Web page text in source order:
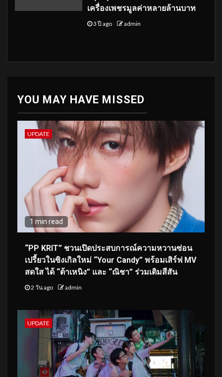
เครื่องเพชรมูลค่าหลายล้านบาท
3 ปี ago admin
YOU MAY HAVE MISSED
UPDATE
1 min read
“PP KRIT” ชวนเปิดประสบการณ์ความหวานซ่อน
เปรี้ยวในซิงเกิลใหม่ “Your Candy” พร้อมเสิร์ฟ MV
สดใส ได้ “ต้าเหนิง” และ “ณิชา” ร่วมเติมสีสัน
2 วัน ago admin
UPDATE